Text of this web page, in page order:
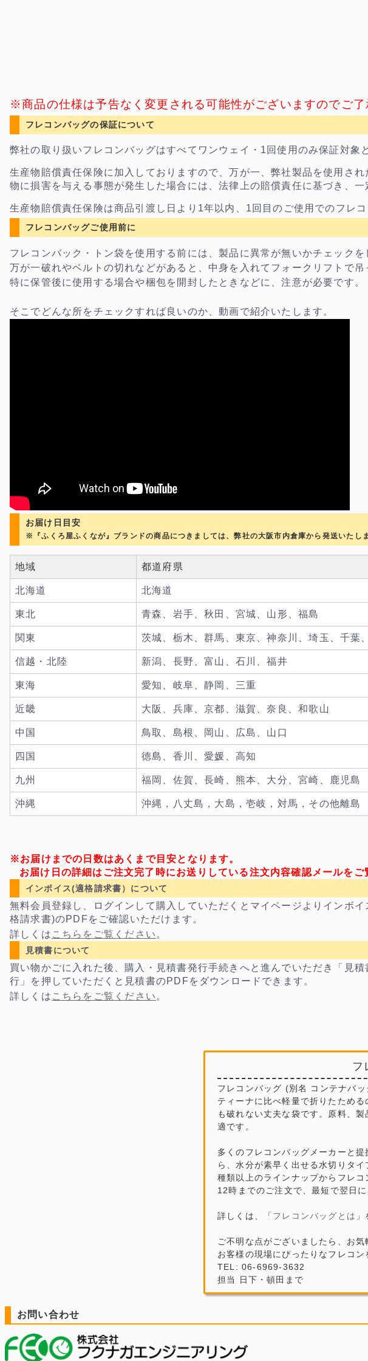
※商品の仕様は予告なく変更される可能性がございますのでご了
フレコンバッグの保証について
弊社の取り扱いフレコンバッグはすべてワンウェイ・1回使用のみ保証対象
生産物賠償責任保険に加入しておりますので、万が一、弊社製品を使用さ
物に損害を与える事態が発生した場合には、法律上の賠償責任に基づき、一
生産物賠償責任保険は商品引渡し日より1年以内、1回目のご使用でのフレ
フレコンバッグご使用前に
フレコンバック・トン袋を使用する前には、製品に異常が無いかチェックを
万が一破れやベルトの切れなどがあると、中身を入れてフォークリフトで
特に保管後に使用する場合や梱包を開封したときなどに、注意が必要です。
そこでどんな所をチェックすれば良いのか、動画で紹介いたします。
お届け日目安
※『ふくろ屋ふくなが』ブランドの商品につきましては、弊社の大阪市内倉庫から発送いたしま
地域 都道府県
北海道 北海道
東北 青森、岩手、秋田、宮城、山形、福島
関東 茨城、栃木、群馬、東京、神奈川、埼玉、千葉
信越・北陸 新潟、長野、富山、石川、福井
東海 愛知、岐阜、静岡、三重
近畿 大阪、兵庫、京都、滋賀、奈良、和歌山
中国 鳥取、島根、岡山、広島、山口
四国 徳島、香川、愛媛、高知
九州 福岡、佐賀、長崎、熊本、大分、宮崎、鹿児島
沖縄 沖縄，八丈島，大島，壱岐，対馬，その他離島
※お届けまでの日数はあくまで目安となります。
お届け日の詳細はご注文完了時にお送りしている注文内容確認メールをご
インボイス(適格請求書）について
無料会員登録し、ログインして購入していただくとマイページよりインボイ
格請求書)のPDFをご確認いただけます。
詳しくは こちらをご覧ください 。
見積書について
買い物かごに入れた後、購入・見積書発行手続きへと進んでいただき「見積
行」を押していただくと見積書のPDFをダウンロードできます。
詳しくは こちらをご覧ください 。
フ
フレコンバッグ (別名 コンテナバ
ティーナに比べ軽量で折りたため
も破れない丈夫な袋です。原料、
適です。
多くのフレコンバッグメーカーと
ら、水分が素早く出せる水切りタ
種類以上のラインナップからフレコ
12時までのご注文で、最短で翌日
詳しくは、「 フレコンバッグとは
ご不明な点がございましたら、お気
お客様の現場にぴったりなフレコン
TEL: 06-6969-3632
担当 日下・頓田まで
お問い合わせ